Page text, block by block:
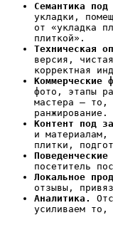
Семантика под
укладки,
от «укладка
плиткой».
Техническая
версия,
корректная
Коммерческие
фото, этапы
мастера — то,
ранжирование.
Контент под
и материалам,
плитки,
Поведенческие
посетитель
Локальное
отзывы,
Аналитика.
усиливаем то,